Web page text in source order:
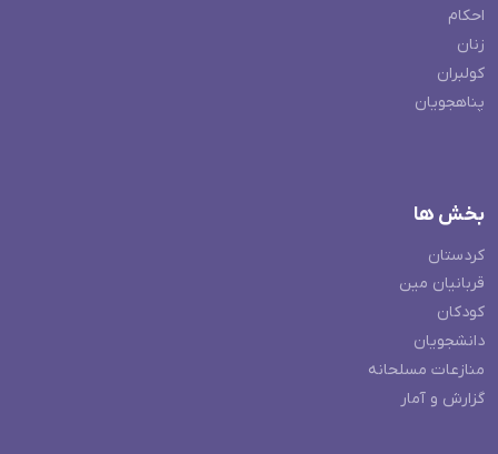
احکام
زنان
کولبران
پناهجویان
بخش ها
کردستان
قربانیان مین
کودکان
دانشجویان
منازعات مسلحانه
گزارش و آمار